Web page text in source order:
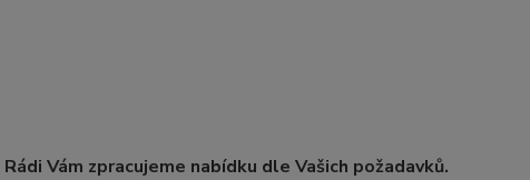
Rádi Vám zpracujeme nabídku dle Vašich požadavků.